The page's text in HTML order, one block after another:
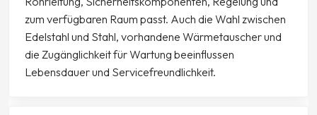
zum verfügbaren Raum passt. Auch die Wahl zwischen
Edelstahl und Stahl, vorhandene Wärmetauscher und
die Zugänglichkeit für Wartung beeinflussen
Lebensdauer und Servicefreundlichkeit.